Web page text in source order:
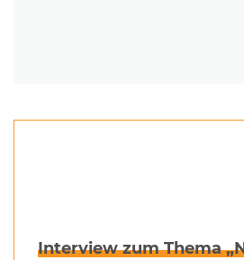
Interview zum Thema